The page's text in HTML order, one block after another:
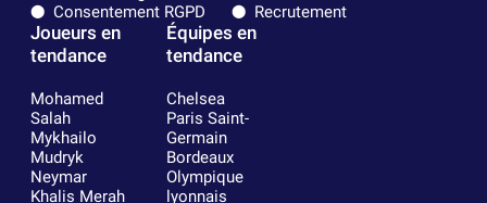
Consentement RGPD
Recrutement
Joueurs en
tendance
Mohamed
Salah
Mykhailo
Mudryk
Neymar
Khalis Merah
Équipes en
tendance
Chelsea
Paris Saint-
Germain
Bordeaux
Olympique
lyonnais